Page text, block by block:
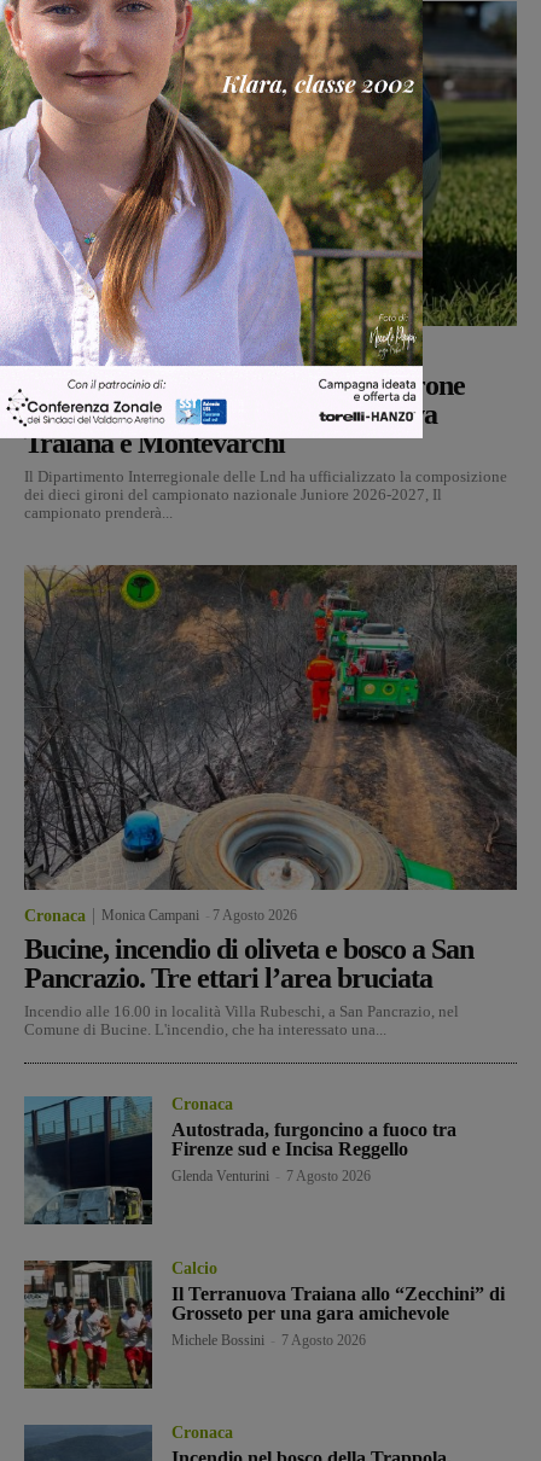
Calcio Giovanili Michele Bossini - 8 Agosto 2026
Campionato nazionale Juniores, girone
interamente toscano per Terranuova
Traiana e Montevarchi
Il Dipartimento Interregionale delle Lnd ha ufficializzato la composizione
dei dieci gironi del campionato nazionale Juniore 2026-2027, Il
campionato prenderà...
Cronaca Monica Campani 7 Agosto 2026
Bucine, incendio di oliveta e bosco a San
Pancrazio. Tre ettari l’area bruciata
Incendio alle 16.00 in località Villa Rubeschi, a San Pancrazio, nel
Comune di Bucine. L'incendio, che ha interessato una...
Cronaca
Autostrada, furgoncino a fuoco tra
Firenze sud e Incisa Reggello
Glenda Venturini 7 Agosto 2026
Calcio
Il Terranuova Traiana allo “Zecchini” di
Grosseto per una gara amichevole
Michele Bossini 7 Agosto 2026
Cronaca